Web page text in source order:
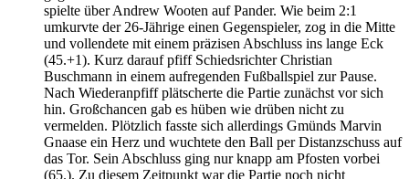
spielte über Andrew Wooten auf Pander. Wie beim 2:1
umkurvte der 26-Jährige einen Gegenspieler, zog in die Mitte
und vollendete mit einem präzisen Abschluss ins lange Eck
(45.+1). Kurz darauf pfiff Schiedsrichter Christian
Buschmann in einem aufregenden Fußballspiel zur Pause.
Nach Wiederanpfiff plätscherte die Partie zunächst vor sich
hin. Großchancen gab es hüben wie drüben nicht zu
vermelden. Plötzlich fasste sich allerdings Gmünds Marvin
Gnaase ein Herz und wuchtete den Ball per Distanzschuss auf
das Tor. Sein Abschluss ging nur knapp am Pfosten vorbei
(65.). Zu diesem Zeitpunkt war die Partie noch nicht